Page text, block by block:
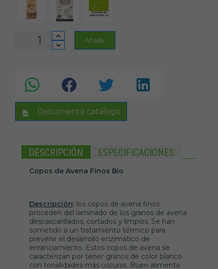
Añadir
Documento catálogo
DESCRIPCIÓN ESPECIFICACIONES
Copos de Avena Finos Bio
Descripción: los copos de avena finos
proceden del laminado de los granos de avena
descascarillados, cortados y limpios. Se han
sometido a un tratamiento térmico para
prevenir el desarrollo enzimático de
enranciamiento. Estos copos de avena se
caracterizan por tener granos de color blanco
con tonalidades más oscuras. Buen alimento